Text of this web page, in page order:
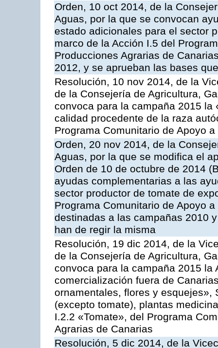
Orden, 10 oct 2014, de la
Aguas, por la que se convocan
estado adicionales para el sector
marco de la Acción I.5 del
Producciones Agrarias de
2012, y se aprueban las bases
Resolución, 10 nov 2014, de la
de la Consejería de Agricultura,
convoca para la campaña 2015
calidad procedente de la raza
Programa Comunitario de Apoyo
Orden, 20 nov 2014, de la
Aguas, por la que se modifica el
Orden de 10 de octubre de 2014
ayudas complementarias a las
sector productor de tomate de
Programa Comunitario de Apoyo
destinadas a las campañas 2010
han de regir la misma
Resolución, 19 dic 2014, de la
de la Consejería de Agricultura,
convoca para la campaña 2015 la
comercialización fuera de
ornamentales, flores y esquejes»,
(excepto tomate), plantas
I.2.2 «Tomate», del Programa
Agrarias de Canarias
Resolución, 5 dic 2014, de la